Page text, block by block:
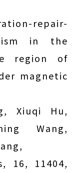
repair-
in the
region of
magnetic
Xiuqi Hu,
Wang,
16, 11404,